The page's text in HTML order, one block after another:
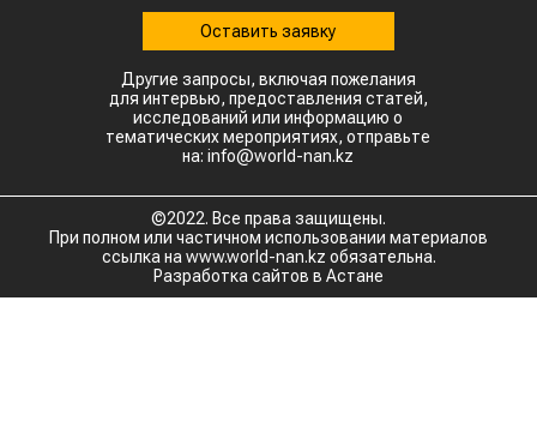
Оставить заявку
Другие запросы, включая пожелания
для интервью, предоставления статей,
исследований или информацию о
тематических мероприятиях, отправьте
на: info@world-nan.kz
©2022. Все права защищены.
При полном или частичном использовании материалов
ссылка на www.world-nan.kz обязательна.
Разработка сайтов в Астане